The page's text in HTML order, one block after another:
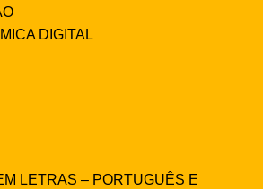
DIGITAL
LETRAS – PORTUGUÊS E